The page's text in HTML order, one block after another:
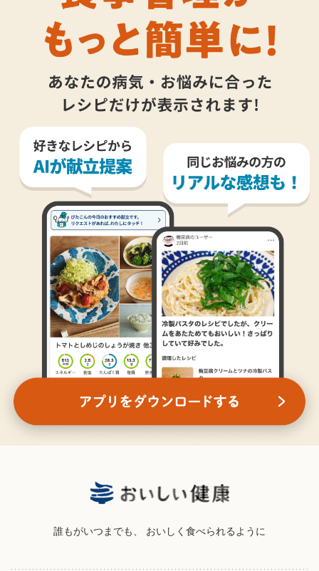
誰もがいつまでも、 おいしく食べられるように